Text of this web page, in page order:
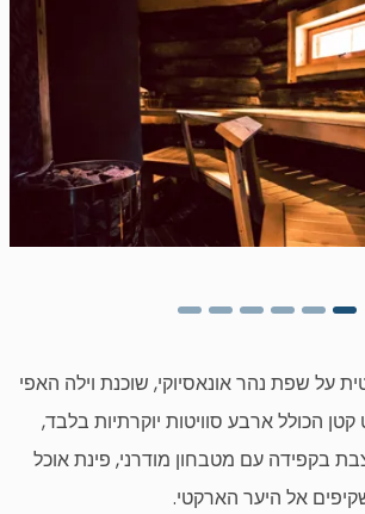
על שפת נהר אונאסיוקי, שוכנת וילה האפי
הכולל ארבע סוויטות יוקרתיות בלבד,
בקפידה עם מטבחון מודרני, פינת אוכל
אל היער הארקטי.